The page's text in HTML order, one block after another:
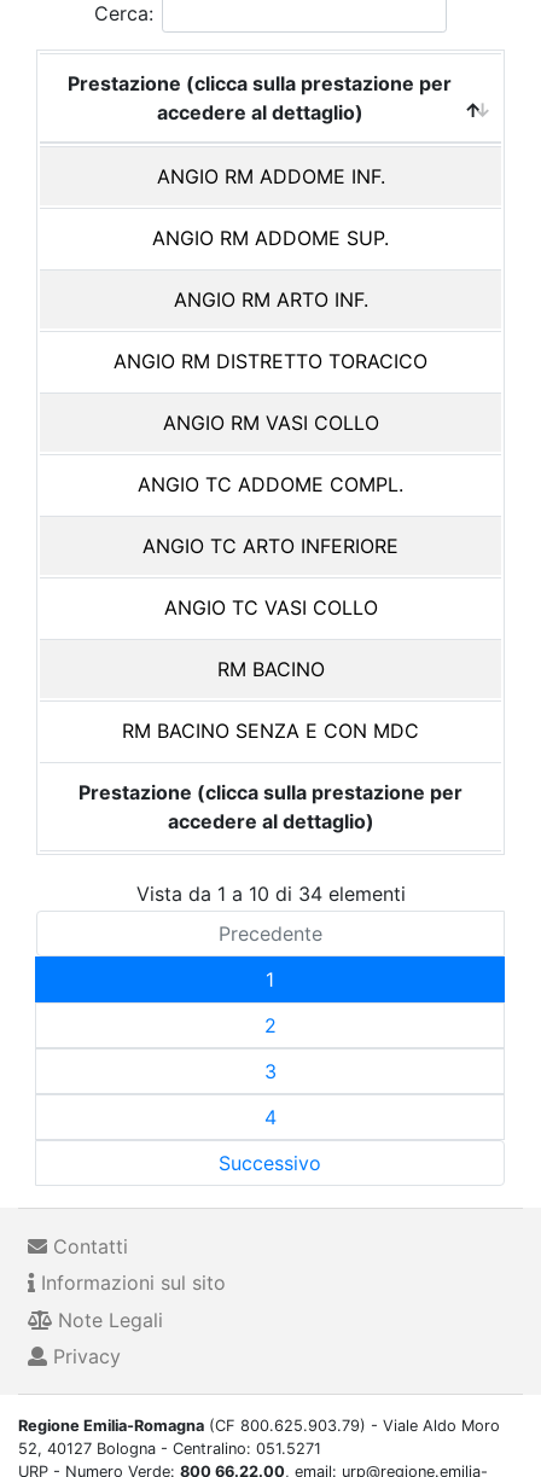
Cerca:
Prestazione (clicca sulla prestazione per
accedere al dettaglio)
ANGIO RM ADDOME INF.
ANGIO RM ADDOME SUP.
ANGIO RM ARTO INF.
ANGIO RM DISTRETTO TORACICO
ANGIO RM VASI COLLO
ANGIO TC ADDOME COMPL.
ANGIO TC ARTO INFERIORE
ANGIO TC VASI COLLO
RM BACINO
RM BACINO SENZA E CON MDC
Prestazione (clicca sulla prestazione per
accedere al dettaglio)
Vista da 1 a 10 di 34 elementi
Precedente
1
2
3
4
Successivo
Contatti
Informazioni sul sito
Note Legali
Privacy
Regione Emilia-Romagna (CF 800.625.903.79) - Viale Aldo Moro
52, 40127 Bologna - Centralino: 051.5271
URP - Numero Verde: 800 66.22.00, email: urp@regione.emilia-